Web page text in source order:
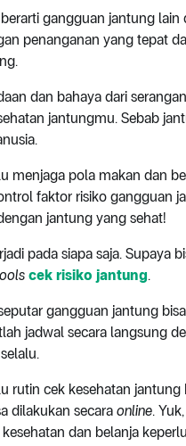
gangguan jantung
penanganan yang tepat
dan bahaya dari
jantungmu. Sebab
menjaga pola makan dan
faktor risiko gangguan
jantung yang sehat!
pada siapa saja. Supaya
cek risiko jantung.
gangguan jantung
jadwal secara langsung
selalu.
rutin cek kesehatan jantung
dilakukan secara online. Yuk,
dan belanja